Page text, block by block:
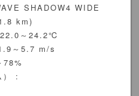
SHADOW4 WIDE
km)
～24.2℃
～5.7 m/s
） :